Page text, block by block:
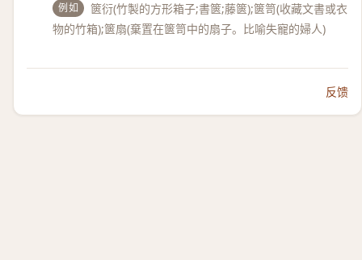
例如
篋衍(竹製的方形箱子;書篋;藤篋);篋笥(收藏文書或衣
物的竹箱);篋扇(棄置在篋笥中的扇子。比喻失寵的婦人)
反馈